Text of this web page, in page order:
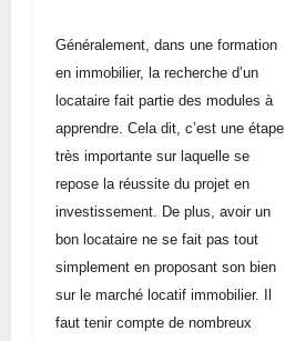
Généralement, dans une formation
en immobilier, la recherche d’un
locataire fait partie des modules à
apprendre. Cela dit, c’est une étape
très importante sur laquelle se
repose la réussite du projet en
investissement. De plus, avoir un
bon locataire ne se fait pas tout
simplement en proposant son bien
sur le marché locatif immobilier. Il
faut tenir compte de nombreux